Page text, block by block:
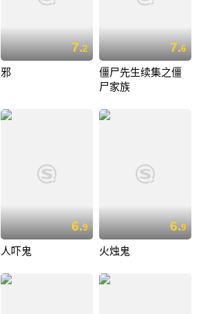
7.2
邪
7.6
僵尸先生续集之僵
尸家族
6.9
人吓鬼
6.9
火烛鬼